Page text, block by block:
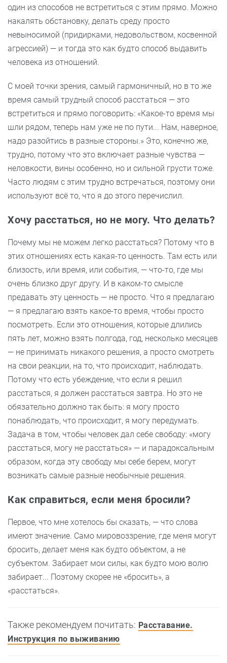
один из способов не встретиться с этим прямо. Можно
накалять обстановку, делать среду просто
невыносимой (придирками, недовольством, косвенной
агрессией) — и тогда это как будто способ выдавить
человека из отношений.
С моей точки зрения, самый гармоничный, но в то же
время самый трудный способ расстаться — это
встретиться и прямо поговорить: «Какое-то время мы
шли рядом, теперь нам уже не по пути... Нам, наверное,
надо разойтись в разные стороны.» Это, конечно же,
трудно, потому что это включает разные чувства —
неловкости, вины особенно, но и сильной грусти тоже.
Часто людям с этим трудно встречаться, поэтому они
используют всё то, что я до этого перечислил.
Хочу расстаться, но не могу. Что делать?
Почему мы не можем легко расстаться? Потому что в
этих отношениях есть какая-то ценность. Там есть или
близость, или время, или события, — что-то, где мы
очень близко друг другу. И в каком-то смысле
предавать эту ценность — не просто. Что я предлагаю
— я предлагаю взять какое-то время, чтобы просто
посмотреть. Если это отношения, которые длились
пять лет, можно взять полгода, год, несколько месяцев
— не принимать никакого решения, а просто смотреть
на свои реакции, на то, что происходит, наблюдать.
Потому что есть убеждение, что если я решил
расстаться, я должен расстаться завтра. Но это не
обязательно должно так быть: я могу просто
понаблюдать, что происходит, я могу передумать.
Задача в том, чтобы человек дал себе свободу: «могу
расстаться, могу не расстаться» — и парадоксальным
образом, когда эту свободу мы себе берем, могут
возникать самые разные необычные решения.
Как справиться, если меня бросили?
Первое, что мне хотелось бы сказать, — что слова
имеют значение. Само мировоззрение, где меня могут
бросить, делает меня как будто объектом, а не
субъектом. Забирает мои силы, как будто мою волю
забирает... Поэтому скорее не «бросить», а
«расстаться».
Также рекомендуем почитать: Расставание.
Инструкция по выживанию